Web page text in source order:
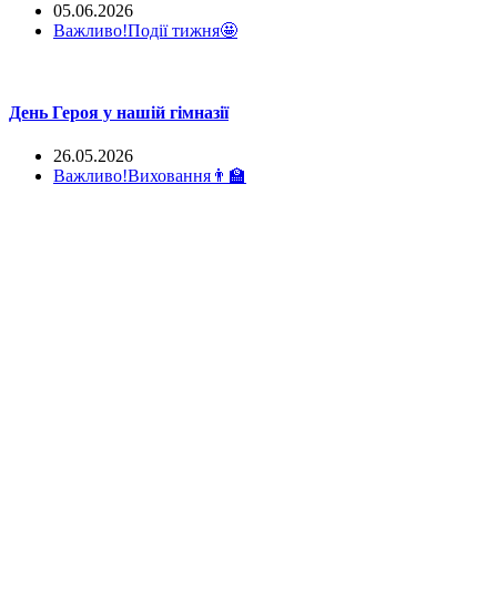
05.06.2026
Важливо!Події тижня🤩
День Героя у нашій гімназії
26.05.2026
Важливо!Виховання👨‍🏫